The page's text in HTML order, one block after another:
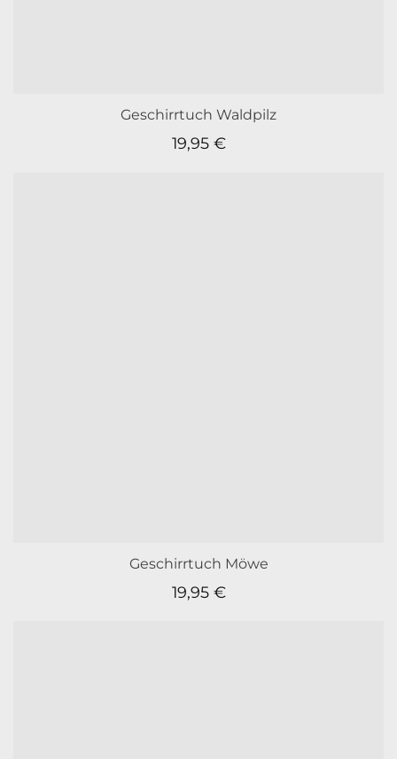
Geschirrtuch Waldpilz
19,95 €
Geschirrtuch Möwe
19,95 €